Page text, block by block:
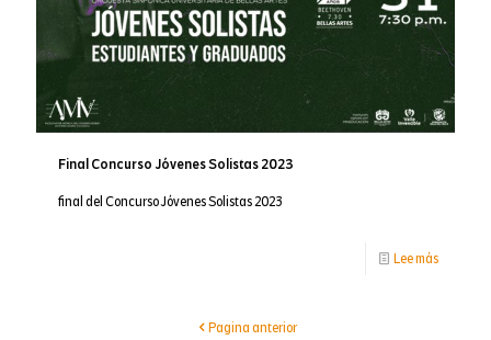
Final Concurso Jóvenes Solistas 2023
final del Concurso Jóvenes Solistas 2023
Lee más-
Pagina anterior